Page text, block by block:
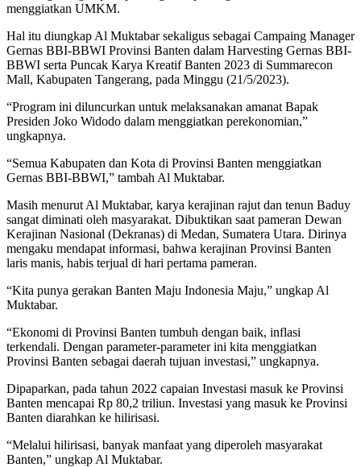
menggiatkan UMKM.
Hal itu diungkap Al Muktabar sekaligus sebagai Campaing Manager
Gernas BBI-BBWI Provinsi Banten dalam Harvesting Gernas BBI-
BBWI serta Puncak Karya Kreatif Banten 2023 di Summarecon
Mall, Kabupaten Tangerang, pada Minggu (21/5/2023).
“Program ini diluncurkan untuk melaksanakan amanat Bapak
Presiden Joko Widodo dalam menggiatkan perekonomian,”
ungkapnya.
“Semua Kabupaten dan Kota di Provinsi Banten menggiatkan
Gernas BBI-BBWI,” tambah Al Muktabar.
Masih menurut Al Muktabar, karya kerajinan rajut dan tenun Baduy
sangat diminati oleh masyarakat. Dibuktikan saat pameran Dewan
Kerajinan Nasional (Dekranas) di Medan, Sumatera Utara. Dirinya
mengaku mendapat informasi, bahwa kerajinan Provinsi Banten
laris manis, habis terjual di hari pertama pameran.
“Kita punya gerakan Banten Maju Indonesia Maju,” ungkap Al
Muktabar.
“Ekonomi di Provinsi Banten tumbuh dengan baik, inflasi
terkendali. Dengan parameter-parameter ini kita menggiatkan
Provinsi Banten sebagai daerah tujuan investasi,” ungkapnya.
Dipaparkan, pada tahun 2022 capaian Investasi masuk ke Provinsi
Banten mencapai Rp 80,2 triliun. Investasi yang masuk ke Provinsi
Banten diarahkan ke hilirisasi.
“Melalui hilirisasi, banyak manfaat yang diperoleh masyarakat
Banten,” ungkap Al Muktabar.